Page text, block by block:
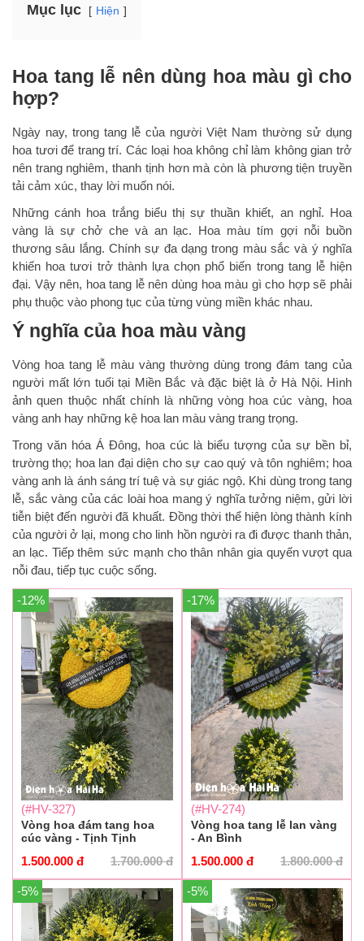
Mục lục Hiện
Hoa tang lễ nên dùng hoa màu gì cho
hợp?
Ngày nay, trong tang lễ của người Việt Nam thường sử dụng
hoa tươi để trang trí. Các loại hoa không chỉ làm không gian trở
nên trang nghiêm, thanh tịnh hơn mà còn là phương tiện truyền
tải cảm xúc, thay lời muốn nói.
Những cánh hoa trắng biểu thị sự thuần khiết, an nghỉ. Hoa
vàng là sự chở che và an lạc. Hoa màu tím gợi nỗi buồn
thương sâu lắng. Chính sự đa dạng trong màu sắc và ý nghĩa
khiến hoa tươi trở thành lựa chọn phổ biến trong tang lễ hiện
đại. Vậy nên, hoa tang lễ nên dùng hoa màu gì cho hợp sẽ phải
phụ thuộc vào phong tục của từng vùng miền khác nhau.
Ý nghĩa của hoa màu vàng
Vòng hoa tang lễ màu vàng thường dùng trong đám tang của
người mất lớn tuổi tại Miền Bắc và đặc biệt là ở Hà Nội. Hình
ảnh quen thuộc nhất chính là những vòng hoa cúc vàng, hoa
vàng anh hay những kệ hoa lan màu vàng trang trọng.
Trong văn hóa Á Đông, hoa cúc là biểu tượng của sự bền bỉ,
trường thọ; hoa lan đại diện cho sự cao quý và tôn nghiêm; hoa
vàng anh là ánh sáng trí tuệ và sự giác ngộ. Khi dùng trong tang
lễ, sắc vàng của các loài hoa mang ý nghĩa tưởng niệm, gửi lời
tiễn biệt đến người đã khuất. Đồng thời thể hiện lòng thành kính
của người ở lại, mong cho linh hồn người ra đi được thanh thản,
an lạc. Tiếp thêm sức mạnh cho thân nhân gia quyến vượt qua
nỗi đau, tiếp tục cuộc sống.
-12%
(#HV-327)
Vòng hoa đám tang hoa
cúc vàng - Tịnh Tịnh
1.700.000đ
1.500.000 đ
-17%
(#HV-274)
Vòng hoa tang lễ lan vàng
- An Bình
1.800.000đ
1.500.000 đ
-5% -5%